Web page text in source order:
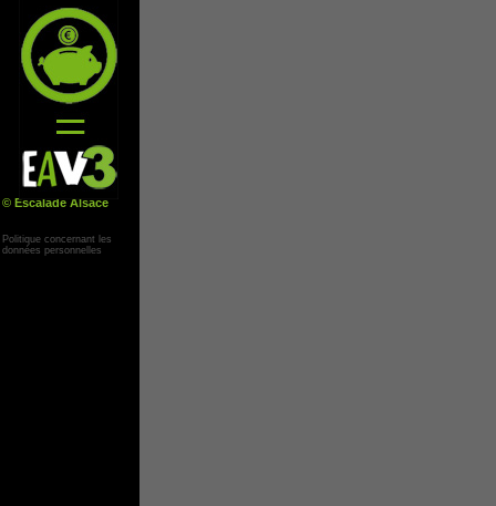
© Escalade Alsace
Politique concernant les
données personnelles